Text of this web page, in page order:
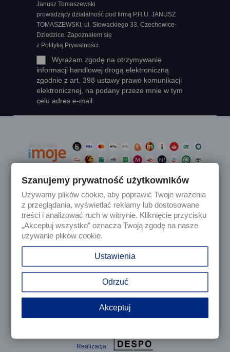
Janusz Tomaszewski
prowadzący działalność pod firmą P.H.U. JANUSZ
TOMASZEWSKI, ul. Słowackiego 33, Czechowice-
Dziedzice. Zapoznałem się
z Polityką Prywatności.
Wyrażam zgodę na otrzymywanie
informacji handlowej drogą elektroniczną
zgodnie z art. 398 ustawy prawo komunikacji
elektronicznej, na podany przeze mnie w tym
celu adres e-mail.
Produkty 
Nasza firma 
© 2025 - Sklep internetowy Tomczesci.pl. Wszelkie prawa
Realizacja:
Szanujemy prywatność użytkowników
Używamy plików cookie, aby poprawić Twoje wrażenia
z przeglądania, wyświetlać reklamy lub dostosowane
treści i analizować ruch w witrynie. Kliknięcie przycisku
„Akceptuj wszystko” oznacza Twoją zgodę na nasze
używanie plików cookie.
Ustawienia
Odrzuć
Akceptuj